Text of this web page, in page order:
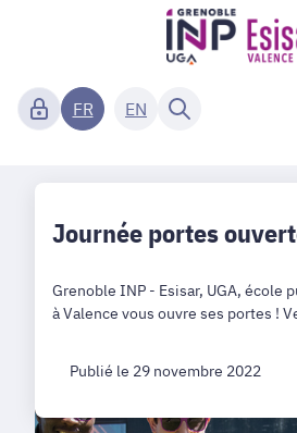
FR EN
Journée portes
Grenoble INP - Esisar, UGA, école
à Valence vous ouvre ses portes !
Publié le 29 novembre 2022